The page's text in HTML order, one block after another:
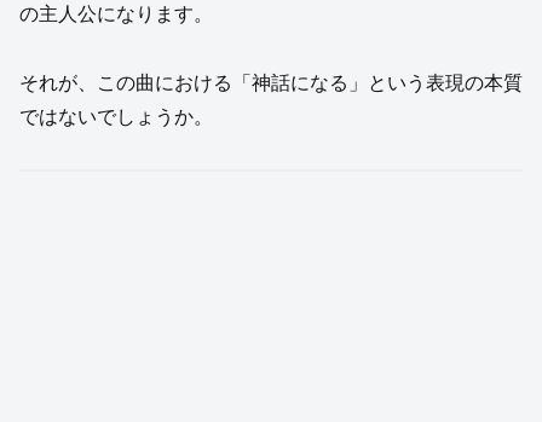
の主人公になります。
それが、この曲における「神話になる」という表現の本質
ではないでしょうか。